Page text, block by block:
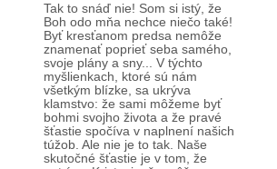
Tak to snáď nie! Som si istý, že
Boh odo mňa nechce niečo také!
Byť kresťanom predsa nemôže
znamenať poprieť seba samého,
svoje plány a sny... V týchto
myšlienkach, ktoré sú nám
všetkým blízke, sa ukrýva
klamstvo: že sami môžeme byť
bohmi svojho života a že pravé
šťastie spočíva v naplnení našich
túžob. Ale nie je to tak. Naše
skutočné šťastie je v tom, že